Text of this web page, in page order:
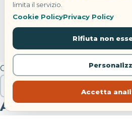
Cerca
Articoli recenti
limita il servizio.
Cookie PolicyPrivacy Policy
Rifiuta non
Accetta